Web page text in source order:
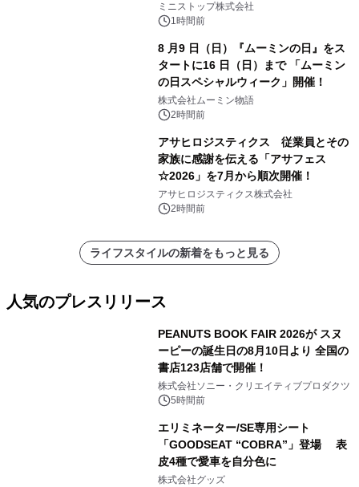
ミニストップ株式会社
1時間前
8 月9 日（日）『ムーミンの日』をス
タートに16 日（日）まで 「ムーミン
の日スペシャルウィーク」開催！
株式会社ムーミン物語
2時間前
アサヒロジスティクス 従業員とその
家族に感謝を伝える「アサフェス
☆2026」を7月から順次開催！
アサヒロジスティクス株式会社
2時間前
ライフスタイルの新着をもっと見る
人気のプレスリリース
PEANUTS BOOK FAIR 2026が スヌ
ーピーの誕生日の8月10日より 全国の
書店123店舗で開催！
株式会社ソニー・クリエイティブプロダクツ
5時間前
エリミネーター/SE専用シート
「GOODSEAT “COBRA”」登場 表
皮4種で愛車を自分色に
株式会社グッズ